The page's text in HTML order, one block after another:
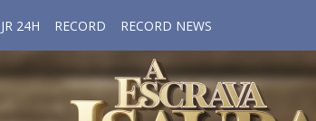
JR 24H RECORD RECORD NEWS